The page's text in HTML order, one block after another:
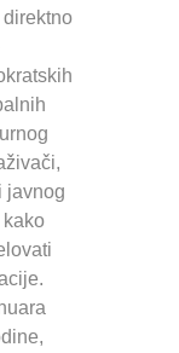
javnog
kako